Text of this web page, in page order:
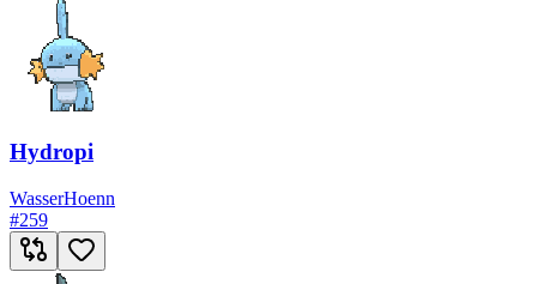
Hydropi
WasserHoenn
#259